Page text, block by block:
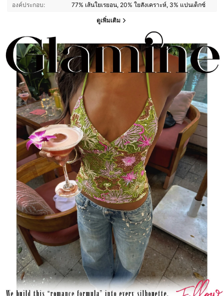
องค์ประกอบ:
77% เส้นใยเรยอน, 20% ใยสังเคราะห์, 3% แปนเด็กซ์
ดูเพิ่มเติม
4.86 557K ผู้ติดตาม